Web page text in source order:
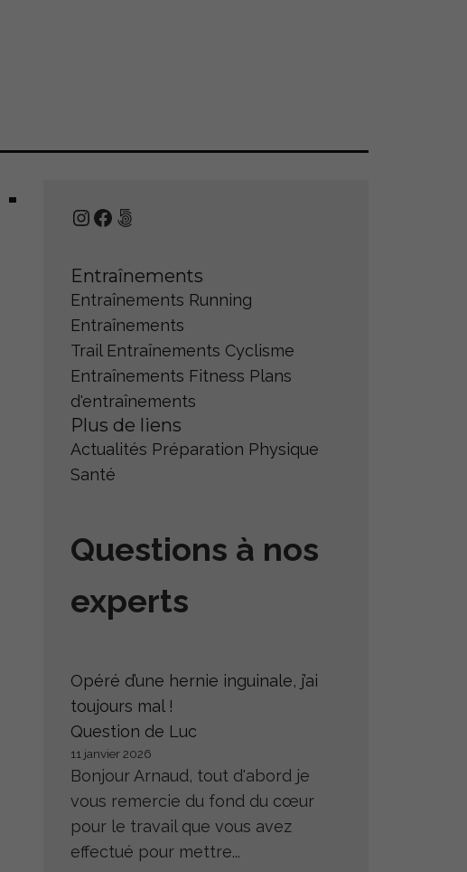
Instagram
Facebook
500px
Entraînements
Entraînements Running
Entraînements
Trail Entraînements Cyclisme
Entraînements Fitness Plans
d'entraînements
Plus de liens
Actualités Préparation Physique
Santé
Questions à nos
experts
Opéré d’une hernie inguinale, j’ai
toujours mal !
Question de Luc
11 janvier 2026
Bonjour Arnaud, tout d'abord je
vous remercie du fond du cœur
pour le travail que vous avez
effectué pour mettre...